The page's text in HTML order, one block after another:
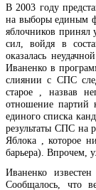
В 2003 году
на выборы единым
яблочников принял
сил, войдя в
оказалась
Иваненко в
слиянии с СПС
старое , назвав
отношение партий
единого списка
результаты СПС на
Яблока , которое
барьера). Впрочем,
Иваненко
Сообщалось, что